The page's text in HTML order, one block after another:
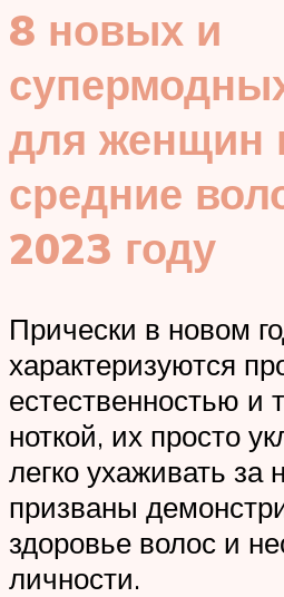
8 новых и
для женщин
средние
2023 году
Прически в новом
характеризуются
естественностью и
ноткой, их просто
легко ухаживать за
призваны
здоровье волос и
личности.